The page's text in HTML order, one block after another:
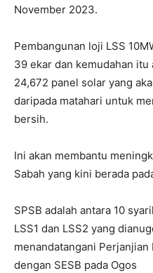
November 2023.
Pembangunan loji LSS
39 ekar dan kemudahan itu
24,672 panel solar yang
daripada matahari untuk
bersih.
Ini akan membantu
Sabah yang kini berada
SPSB adalah antara 10
LSS1 dan LSS2 yang
menandatangani Perjanjian
dengan SESB pada Ogos